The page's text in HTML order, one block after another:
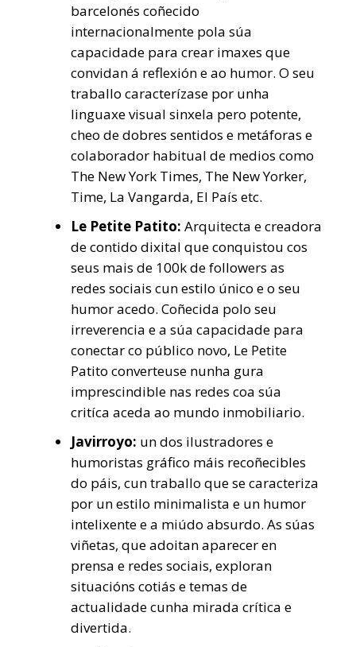
barcelonés coñecido
internacionalmente pola súa
capacidade para crear imaxes que
convidan á reflexión e ao humor. O seu
traballo caracterízase por unha
linguaxe visual sinxela pero potente,
cheo de dobres sentidos e metáforas e
colaborador habitual de medios como
The New York Times, The New Yorker,
Time, La Vangarda, El País etc.
Le Petite Patito: Arquitecta e creadora
de contido dixital que conquistou cos
seus mais de 100k de followers as
redes sociais cun estilo único e o seu
humor acedo. Coñecida polo seu
irreverencia e a súa capacidade para
conectar co público novo, Le Petite
Patito converteuse nunha gura
imprescindible nas redes coa súa
critíca aceda ao mundo inmobiliario.
Javirroyo: un dos ilustradores e
humoristas gráfico máis recoñecibles
do páis, cun traballo que se caracteriza
por un estilo minimalista e un humor
intelixente e a miúdo absurdo. As súas
viñetas, que adoitan aparecer en
prensa e redes sociais, exploran
situacións cotiás e temas de
actualidade cunha mirada crítica e
divertida.